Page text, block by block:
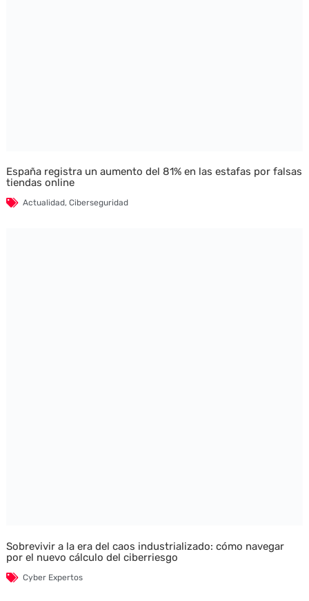
España registra un aumento del 81% en las estafas por falsas
tiendas online
Actualidad, Ciberseguridad
Sobrevivir a la era del caos industrializado: cómo navegar
por el nuevo cálculo del ciberriesgo
Cyber Expertos